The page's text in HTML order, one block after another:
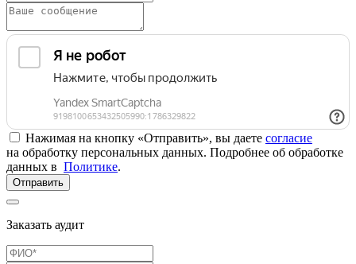
Нажимая на кнопку «Отправить», вы даете согласие
на обработку персональных данных. Подробнее об обработке
данных в Политике.
Отправить
Заказать аудит